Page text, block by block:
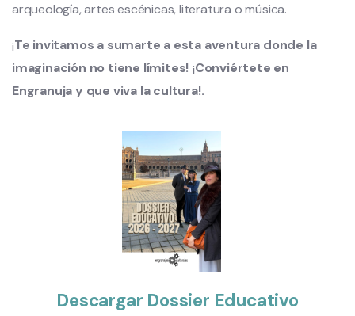
arqueología, artes escénicas, literatura o música.
¡Te invitamos a sumarte a esta aventura donde la
imaginación no tiene límites! ¡Conviértete en
Engranuja y que viva la cultura!.
Descargar Dossier Educativo